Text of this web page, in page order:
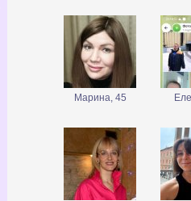
Марина, 45